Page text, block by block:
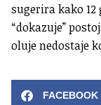
sugerira kako
“dokazuje”
oluje nedostaje
FACEBOOK